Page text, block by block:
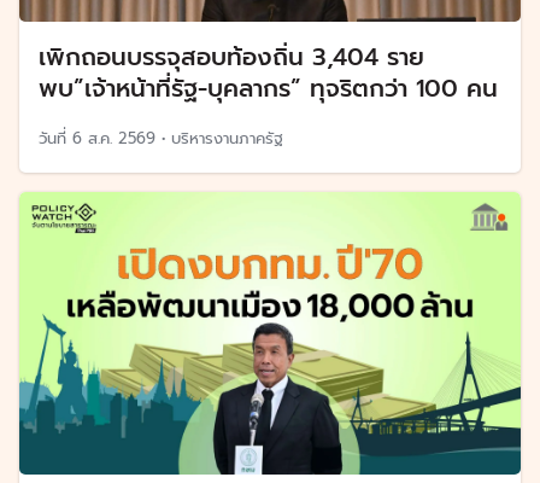
เพิกถอนบรรจุสอบท้องถิ่น 3,404 ราย
พบ”เจ้าหน้าที่รัฐ-บุคลากร” ทุจริตกว่า 100 คน
วันที่ 6 ส.ค. 2569 • บริหารงานภาครัฐ